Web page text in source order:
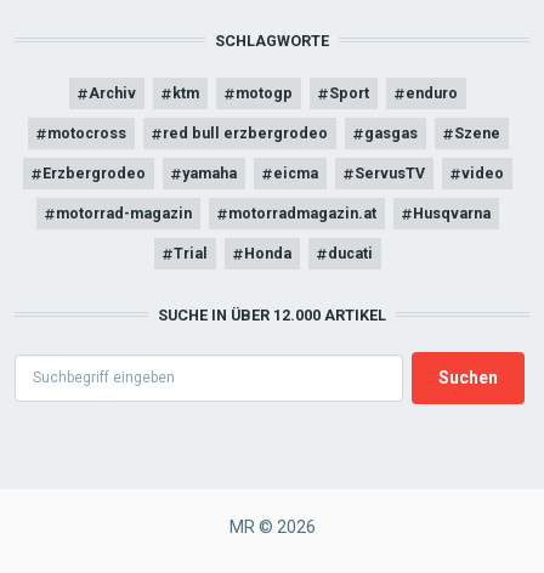
SCHLAGWORTE
Archiv ktm motogp Sport enduro
motocross red bull erzbergrodeo gasgas Szene
Erzbergrodeo yamaha eicma ServusTV video
motorrad-magazin motorradmagazin.at Husqvarna
Trial Honda ducati
SUCHE IN ÜBER 12.000 ARTIKEL
MR © 2026